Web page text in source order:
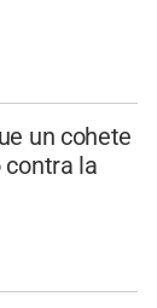
un cohete
contra la